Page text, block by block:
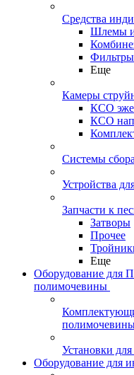
Средства
Шлемы
Еще
Камеры
КСО
КСО
Системы
Устройства
Запчасти к
Затворы
Прочее
Еще
Оборудование для
полимочевины
Установки
Оборудование для